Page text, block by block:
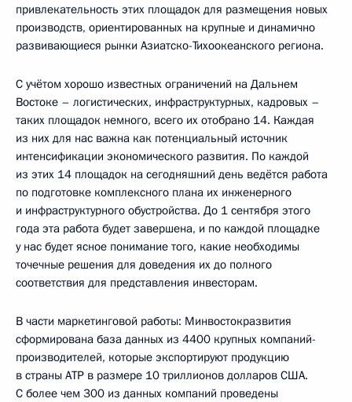
привлекательность этих площадок для размещения новых
производств, ориентированных на крупные и динамично
развивающиеся рынки Азиатско-Тихоокеанского региона.
С учётом хорошо известных ограничений на Дальнем
Востоке – логистических, инфраструктурных, кадровых –
таких площадок немного, всего их отобрано 14. Каждая
из них для нас важна как потенциальный источник
интенсификации экономического развития. По каждой
из этих 14 площадок на сегодняшний день ведётся работа
по подготовке комплексного плана их инженерного
и инфраструктурного обустройства. До 1 сентября этого
года эта работа будет завершена, и по каждой площадке
у нас будет ясное понимание того, какие необходимы
точечные решения для доведения их до полного
соответствия для представления инвесторам.
В части маркетинговой работы: Минвостокразвития
сформирована база данных из 4400 крупных компаний-
производителей, которые экспортируют продукцию
в страны АТР в размере 10 триллионов долларов США.
С более чем 300 из данных компаний проведены